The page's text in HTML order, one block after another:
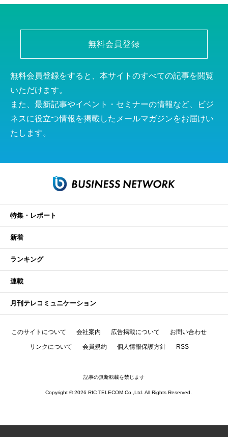
無料会員登録
無料会員登録をすると、本サイトのすべての記事を閲覧
いただけます。
また、最新記事やイベント・セミナーの情報など、ビジ
ネスに役立つ情報を掲載したメールマガジンをお届けい
たします。
特集・レポート
新着
ランキング
連載
月刊テレコミュニケーション
このサイトについて 会社案内 広告掲載について お問い合わせ
リンクについて 会員規約 個人情報保護方針 RSS
記事の無断転載を禁じます
Copyright © 2026 RIC TELECOM Co.,Ltd. All Rights Reserved.